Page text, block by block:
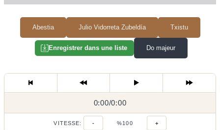
Abestia Julio Vidorreta Zubeldía Txistu
Enregistrer dans une liste Do majeur
0:00/
0:00/0:00
VITESSE: - %100 +